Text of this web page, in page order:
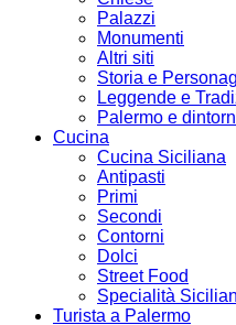
Palazzi
Monumenti
Altri siti
Storia e
Leggende e
Palermo e
Cucina
Cucina Siciliana
Antipasti
Primi
Secondi
Contorni
Dolci
Street Food
Specialità
Turista a Palermo